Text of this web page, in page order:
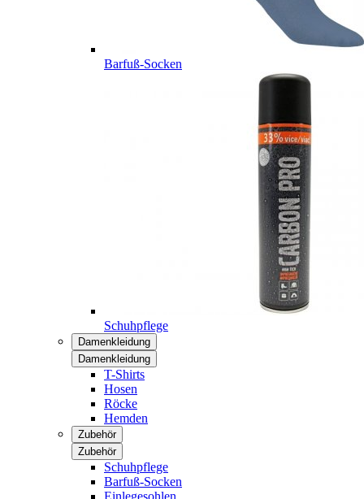
Barfuß-Socken
Schuhpflege
Damenkleidung
Damenkleidung
T-Shirts
Hosen
Röcke
Hemden
Zubehör
Zubehör
Schuhpflege
Barfuß-Socken
Einlegesohlen